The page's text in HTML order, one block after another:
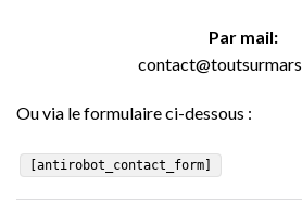
Par mail:
Ou via le formulaire ci-dessous :
[antirobot_contact_form]